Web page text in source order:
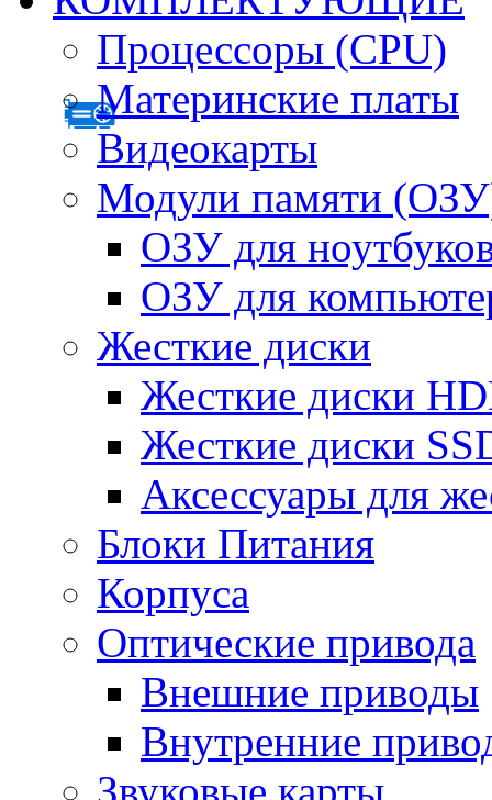
Процессоры (CPU)
Материнские платы
Видеокарты
Модули памяти
ОЗУ для
ОЗУ для
Жесткие диски
Жесткие диски
Жесткие диски
Аксессуары для
Блоки Питания
Корпуса
Оптические привода
Внешние приводы
Внутренние